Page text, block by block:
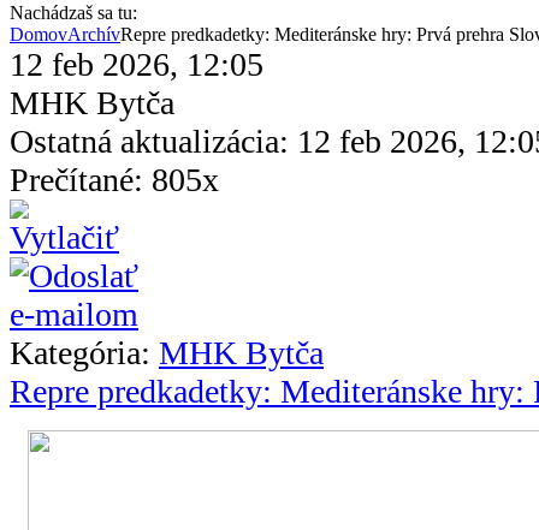
Nachádzaš sa tu:
DomovArchívRepre predkadetky: Mediteránske hry: Prvá prehra
12 feb 2026, 12:05
MHK Bytča
Ostatná aktualizácia: 12 feb 2026,
Prečítané: 805x
Kategória: MHK Bytča
Repre predkadetky: Mediteránske hry: